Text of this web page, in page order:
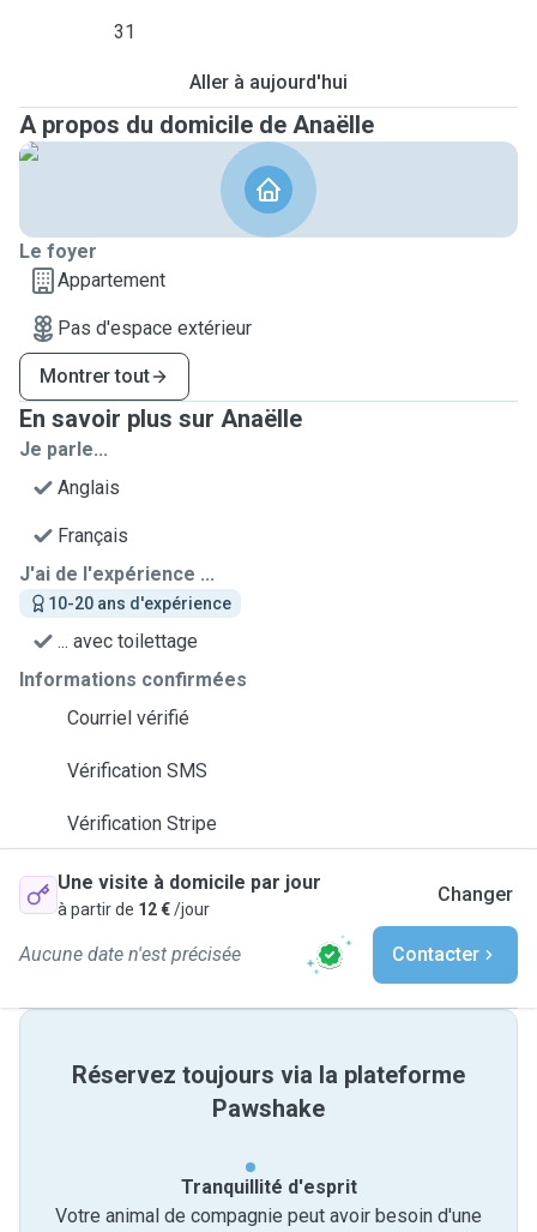
31
Aller à aujourd'hui
A propos du domicile de Anaëlle
Le foyer
Appartement
Pas d'espace extérieur
Montrer tout
En savoir plus sur Anaëlle
Je parle...
Anglais
Français
J'ai de l'expérience ...
10-20 ans d'expérience
... avec toilettage
Informations confirmées
Courriel vérifié
Vérification SMS
Vérification Stripe
Une visite à domicile par jour
à partir de 12 €/jour
Changer
Aucune date n'est précisée Contacter
Réservez toujours via la plateforme
Pawshake
Tranquillité d'esprit
Votre animal de compagnie peut avoir besoin d'une